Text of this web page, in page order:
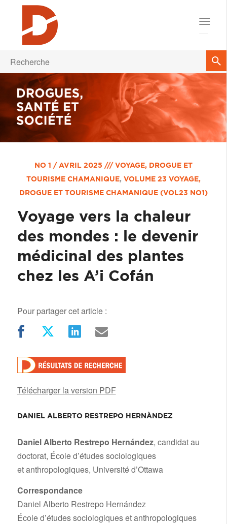
NO 1 / AVRIL 2025 /// VOYAGE, DROGUE ET
TOURISME CHAMANIQUE, VOLUME 23 VOYAGE,
DROGUE ET TOURISME CHAMANIQUE (VOL23 NO1)
Voyage vers la chaleur
des mondes : le devenir
médicinal des plantes
chez les A’i Cofán
Pour partager cet article :
Télécharger la version PDF
DANIEL ALBERTO RESTREPO HERNÀNDEZ
Daniel Alberto Restrepo Hernández, candidat au
doctorat, École d’études sociologiques
et anthropologiques, Université d’Ottawa
Correspondance
Daniel Alberto Restrepo Hernández
École d’études sociologiques et anthropologiques